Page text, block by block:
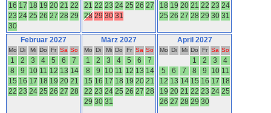
16 17 18 19 20 21 22
23 24 25 26 27 28 29
30
21 22 23 24 25 26 27
28 29 30 31
18 19 20 21 22 23 24
25 26 27 28 29 30 31
Februar 2027
Mo Di Mi Do Fr Sa So
1 2 3 4 5 6
7
8
9 10 11 12 13 14
15 16 17 18 19 20 21
22 23 24 25 26 27 28
März 2027
Mo Di Mi Do Fr Sa So
1 2 3 4 5 6
7
8
9 10 11 12 13 14
15 16 17 18 19 20 21
22 23 24 25 26 27 28
29 30 31
April 2027
Mo Di Mi Do Fr Sa So
1 2 3
4
5
6 7 8 9 10 11
12 13 14 15 16 17 18
19 20 21 22 23 24 25
26 27 28 29 30